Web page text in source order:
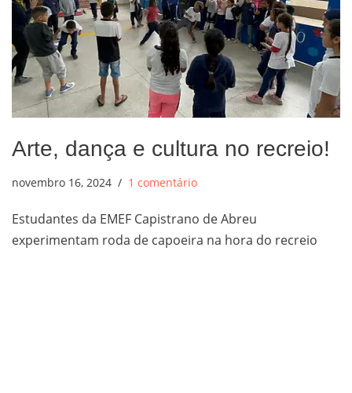
Arte, dança e cultura no recreio!
novembro 16, 2024 1 comentário
Estudantes da EMEF Capistrano de Abreu
experimentam roda de capoeira na hora do recreio